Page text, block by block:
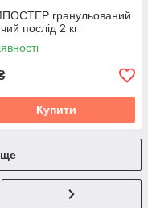
гранульований
послід 2 кг
Купити
ще